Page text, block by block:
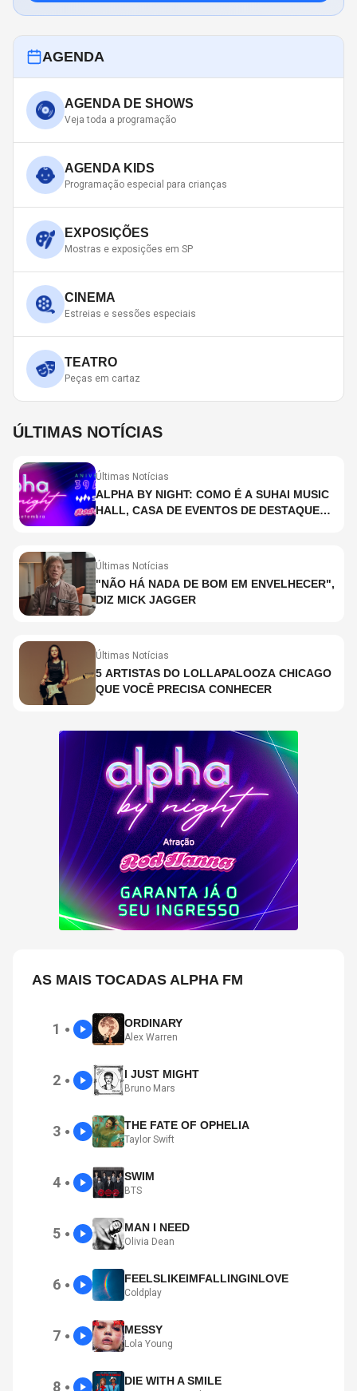
AGENDA
AGENDA DE SHOWS
Veja toda a programação
AGENDA KIDS
Programação especial para crianças
EXPOSIÇÕES
Mostras e exposições em SP
CINEMA
Estreias e sessões especiais
TEATRO
Peças em cartaz
ÚLTIMAS NOTÍCIAS
Últimas Notícias
ALPHA BY NIGHT: COMO É A SUHAI MUSIC
HALL, CASA DE EVENTOS DE DESTAQUE
Últimas Notícias
"NÃO HÁ NADA DE BOM EM ENVELHECER",
DIZ MICK JAGGER
Últimas Notícias
5 ARTISTAS DO LOLLAPALOOZA CHICAGO
QUE VOCÊ PRECISA CONHECER
AS MAIS TOCADAS ALPHA FM
1 ● ORDINARY
Alex Warren
2 ● I JUST MIGHT
Bruno Mars
3 ● THE FATE OF OPHELIA
Taylor Swift
4 ● SWIM
BTS
5 ● MAN I NEED
Olivia Dean
6 ● FEELSLIKEIMFALLINGINLOVE
Coldplay
7 ● MESSY
Lola Young
8 ● DIE WITH A SMILE